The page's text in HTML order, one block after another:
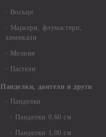
Восъци
Маркери, флумастери,
химикали
Моливи
Пастели
Панделки, дантели и други
Панделки
Панделки 0,60 см
Панделки 1,00 см